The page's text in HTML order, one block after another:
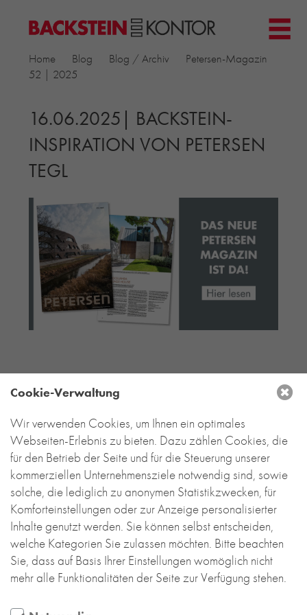
PROJEKTE
▼
KIRCHEN
MEHRFAMILIENHÄUSER
MUSEEN
BILDUNG & FORSCHUNG
PRODUKTE
▼
RIEMCHENKOLLEKTIONEN TONWERK
ALLGEMEINE RIEMCHENKOLLEKTIONEN
PETERSEN TEGL
RECYCLING-ZIEGEL
RE-USE-ZIEGEL
PRIVATKUNDEN
ÜBER UNS
BLOG
Home Blog Blog / Archiv
Petersen-Magazin
52 | 2025
16.06.2025| BACKSTEIN-
INSPIRATION VON PETERSEN
TEGL
DEUTSCHLAND
Backstein-Kontor
Handel- und Service mit Tonbaustoffen
GmbH
Leyendeckerstraße 4 | 50825 Köln
T+49 221 888 785-0
info@backstein-kontor.de
Öffnungszeiten Showroom:
Mo – Do 8 – 17 Uhr
Cookie-Verwaltung
Wir verwenden Cookies, um Ihnen ein optimales
Webseiten-Erlebnis zu bieten. Dazu zählen Cookies, die
für den Betrieb der Seite und für die Steuerung unserer
kommerziellen Unternehmensziele notwendig sind, sowie
solche, die lediglich zu anonymen Statistikzwecken, für
Komforteinstellungen oder zur Anzeige personalisierter
Inhalte genutzt werden. Sie können selbst entscheiden,
welche Kategorien Sie zulassen möchten. Bitte beachten
Sie, dass auf Basis Ihrer Einstellungen womöglich nicht
mehr alle Funktionalitäten der Seite zur Verfügung stehen.